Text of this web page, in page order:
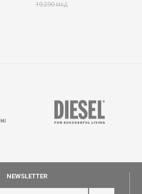
19.290МКД
NEWSLETTER